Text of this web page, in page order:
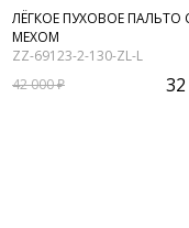
ЛЁГКОЕ ПУХОВОЕ ПАЛЬТО
МЕХОМ
ZZ-69123-2-130-ZL-L
42 000 ₽